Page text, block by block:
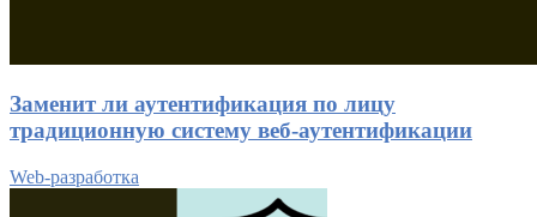
Заменит ли аутентификация по лицу
традиционную систему веб-аутентификации
Web-разработка